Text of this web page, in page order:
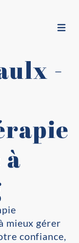
-
mieux gérer
confiance,